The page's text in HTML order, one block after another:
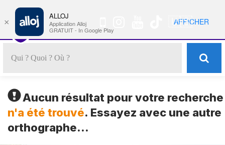
🇺🇸 Nav
Aucun résultat pour votre recherche
n'a été trouvé. Essayez avec une autre
orthographe...
×
ALLOJ
Application Alloj
GRATUIT - In Google Play
AFFICHER